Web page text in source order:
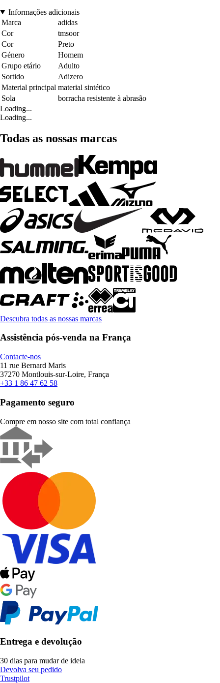
Informações adicionais
Marca
adidas
Cor
tmsoor
Cor
Preto
Género
Homem
Grupo etário
Adulto
Sortido
Adizero
Material principal material sintético
Sola
borracha resistente à abrasão
Loading...
Loading...
Todas as nossas marcas
Descubra todas as nossas marcas
Assistência pós-venda na França
Contacte-nos
11 rue Bernard Maris
37270 Montlouis-sur-Loire, França
+33 1 86 47 62 58
Pagamento seguro
Compre em nosso site com total confiança
Entrega e devolução
30 dias para mudar de ideia
Devolva seu pedido
Trustpilot